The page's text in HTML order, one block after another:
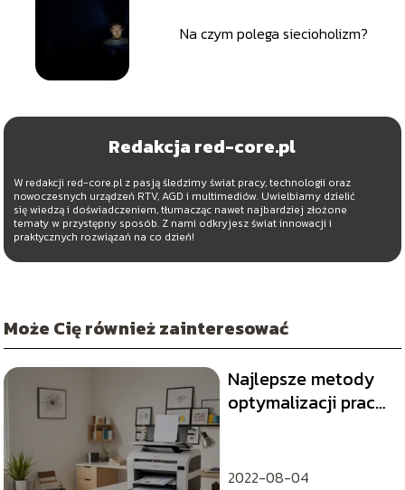
Na czym polega siecioholizm?
Redakcja red-core.pl
W redakcji red-core.pl z pasją śledzimy świat pracy, technologii oraz
nowoczesnych urządzeń RTV, AGD i multimediów. Uwielbiamy dzielić
się wiedzą i doświadczeniem, tłumacząc nawet najbardziej złożone
tematy w przystępny sposób. Z nami odkryjesz świat innowacji i
praktycznych rozwiązań na co dzień!
Może Cię również zainteresować
Najlepsze metody
optymalizacji pracy
2022-08-04